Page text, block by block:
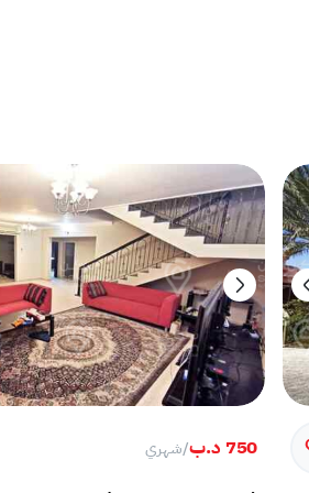
750 د.ب /شهري